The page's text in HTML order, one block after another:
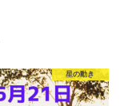
星の動き